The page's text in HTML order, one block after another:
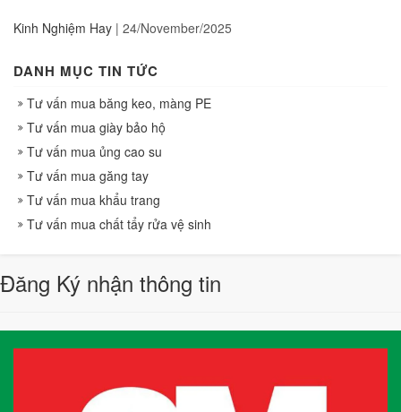
Kinh Nghiệm Hay | 24/November/2025
DANH MỤC TIN TỨC
Tư vấn mua băng keo, màng PE
Tư vấn mua giày bảo hộ
Tư vấn mua ủng cao su
Tư vấn mua găng tay
Tư vấn mua khẩu trang
Tư vấn mua chất tẩy rửa vệ sinh
Đăng Ký nhận thông tin